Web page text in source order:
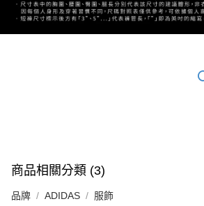
商品相關分類 (3)
品牌 ADIDAS 服飾